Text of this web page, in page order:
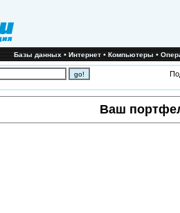
Базы данных•Интернет•Компьютеры•
Ваш